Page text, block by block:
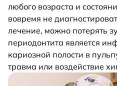
любого возраста и
вовремя не
лечение, можно потерять
периодонтита является
кариозной полости в
травма или воздействие